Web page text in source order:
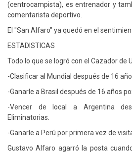
(centrocampista), es entrenador y
comentarista deportivo.
El "San Alfaro" ya quedó en el
ESTADISTICAS
Todo lo que se logró con el Cazador de
-Clasificar al Mundial después de 16
-Ganarle a Brasil después de 16 años
-Vencer de local a Argentina
Eliminatorias.
-Ganarle a Perú por primera vez de
Gustavo Alfaro agarró la posta